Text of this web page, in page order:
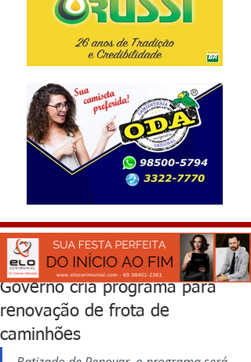
Governo cria programa para
renovação de frota de
caminhões